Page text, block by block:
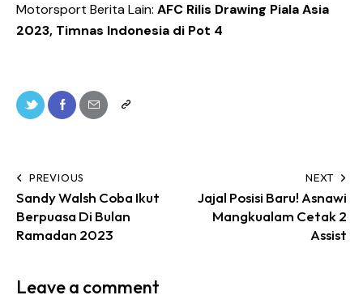
Motorsport Berita Lain: AFC Rilis Drawing Piala Asia
2023, Timnas Indonesia di Pot 4
PREVIOUS
Sandy Walsh Coba Ikut
Berpuasa Di Bulan
Ramadan 2023
NEXT
Jajal Posisi Baru! Asnawi
Mangkualam Cetak 2
Assist
Leave a comment